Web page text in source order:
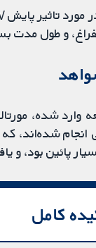
و طول مدت
شده،
شده‌اند، که
پائین بود، و
کامل